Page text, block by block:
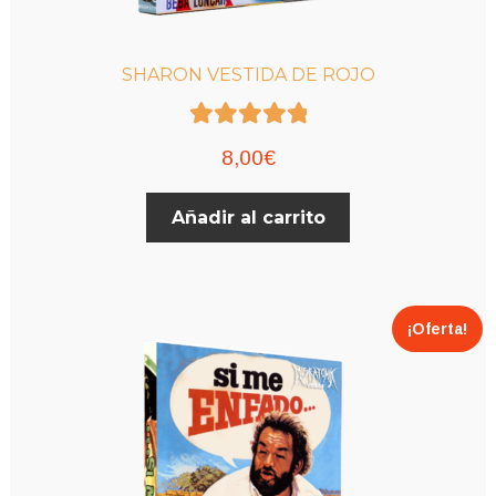
SHARON VESTIDA DE ROJO
8,00€
Añadir al carrito
¡Oferta!